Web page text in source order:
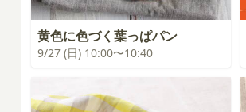
黄色に色づく葉っぱパン
9/27 (日) 10:00〜10:40